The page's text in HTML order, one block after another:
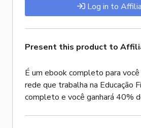
Log in to
Present this product to
É um ebook completo para
rede que trabalha na Educação
completo e você ganhará 40%